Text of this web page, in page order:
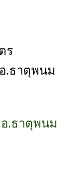
ร
.ธาตุพนม
.ธาตุพนม